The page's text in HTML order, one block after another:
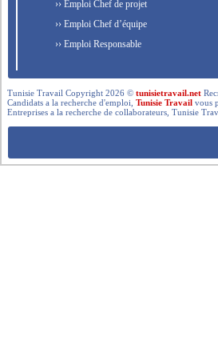
›› Emploi Chef de projet
›› Emploi Chef d’équipe
›› Emploi Responsable
Tunisie Travail Copyright 2026 ©tunisietravail.net
Candidats a la recherche d'emploi,Tunisie Travail vous
Entreprises a la recherche de collaborateurs, Tunisie